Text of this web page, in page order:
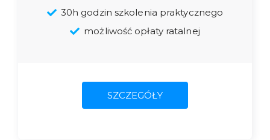
30h godzin szkolenia praktycznego
możliwość opłaty ratalnej
SZCZEGÓŁY